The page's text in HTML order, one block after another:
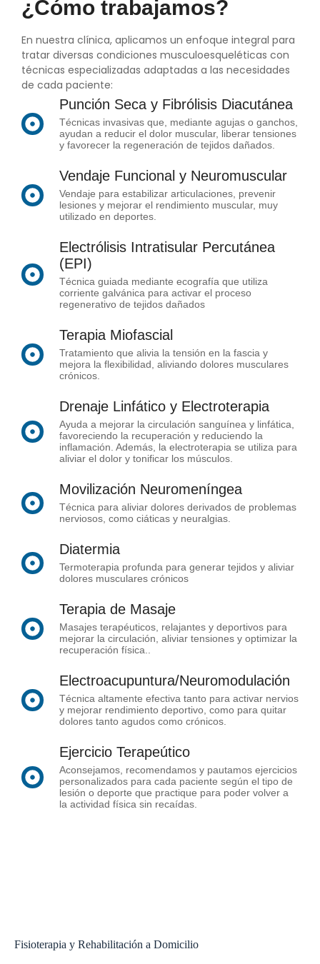
¿Cómo trabajamos?
En nuestra clínica, aplicamos un enfoque integral para
tratar diversas condiciones musculoesqueléticas con
técnicas especializadas adaptadas a las necesidades
de cada paciente:
Punción Seca y Fibrólisis Diacutánea
Técnicas invasivas que, mediante agujas o ganchos,
ayudan a reducir el dolor muscular, liberar tensiones
y favorecer la regeneración de tejidos dañados.
Vendaje Funcional y Neuromuscular
Vendaje para estabilizar articulaciones, prevenir
lesiones y mejorar el rendimiento muscular, muy
utilizado en deportes.
Electrólisis Intratisular Percutánea
(EPI)
Técnica guiada mediante ecografía que utiliza
corriente galvánica para activar el proceso
regenerativo de tejidos dañados
Terapia Miofascial
Tratamiento que alivia la tensión en la fascia y
mejora la flexibilidad, aliviando dolores musculares
crónicos.
Drenaje Linfático y Electroterapia
Ayuda a mejorar la circulación sanguínea y linfática,
favoreciendo la recuperación y reduciendo la
inflamación. Además, la electroterapia se utiliza para
aliviar el dolor y tonificar los músculos.
Movilización Neuromeníngea
Técnica para aliviar dolores derivados de problemas
nerviosos, como ciáticas y neuralgias.
Diatermia
Termoterapia profunda para generar tejidos y aliviar
dolores musculares crónicos
Terapia de Masaje
Masajes terapéuticos, relajantes y deportivos para
mejorar la circulación, aliviar tensiones y optimizar la
recuperación física..
Electroacupuntura/Neuromodulación
Técnica altamente efectiva tanto para activar nervios
y mejorar rendimiento deportivo, como para quitar
dolores tanto agudos como crónicos.
Ejercicio Terapeútico
Aconsejamos, recomendamos y pautamos ejercicios
personalizados para cada paciente según el tipo de
lesión o deporte que practique para poder volver a
la actividad física sin recaídas.
Fisioterapia y Rehabilitación a Domicilio